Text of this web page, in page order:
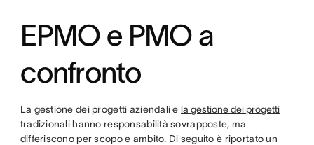
EPMO e PMO a
confronto
La gestione dei progetti aziendali e la gestione dei progetti
tradizionali hanno responsabilità sovrapposte, ma
differiscono per scopo e ambito. Di seguito è riportato un